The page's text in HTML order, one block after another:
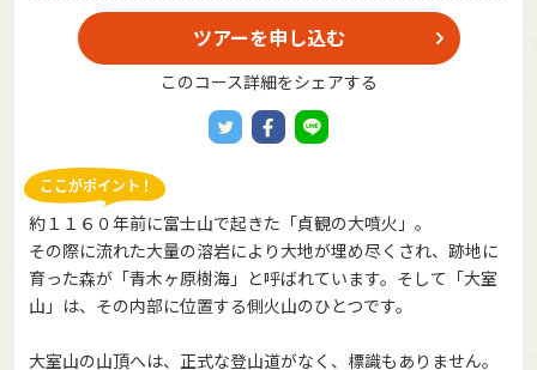
ツアーを申し込む
このコース詳細をシェアする
約１１６０年前に富士山で起きた「貞観の大噴火」。
その際に流れた大量の溶岩により大地が埋め尽くされ、跡地に
育った森が「青木ヶ原樹海」と呼ばれています。そして「大室
山」は、その内部に位置する側火山のひとつです。
大室山の山頂へは、正式な登山道がなく、標識もありません。